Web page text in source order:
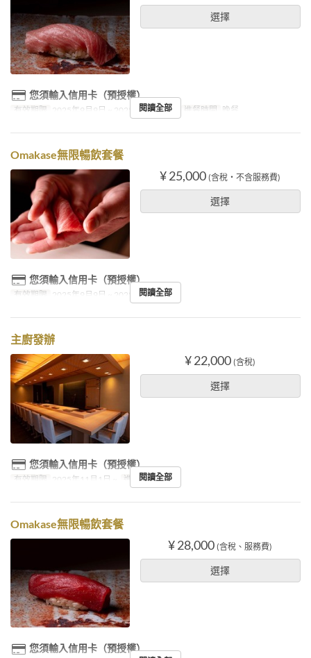
選擇
您須輸入信用卡（預授權）
有效期限 2025年9月9日 ~ 2025年10月31日 進餐時間 晚餐
閱讀全部
Omakase無限暢飲套餐
¥ 25,000 (含稅・不含服務費)
選擇
您須輸入信用卡（預授權）
有效期限 2025年9月9日 ~ 2025年10月31日
閱讀全部
主廚發辦
¥ 22,000 (含稅)
選擇
您須輸入信用卡（預授權）
有效期限 2025年11月1日 ~ 進餐時間 晚餐
閱讀全部
Omakase無限暢飲套餐
¥ 28,000 (含稅、服務費)
選擇
您須輸入信用卡（預授權）